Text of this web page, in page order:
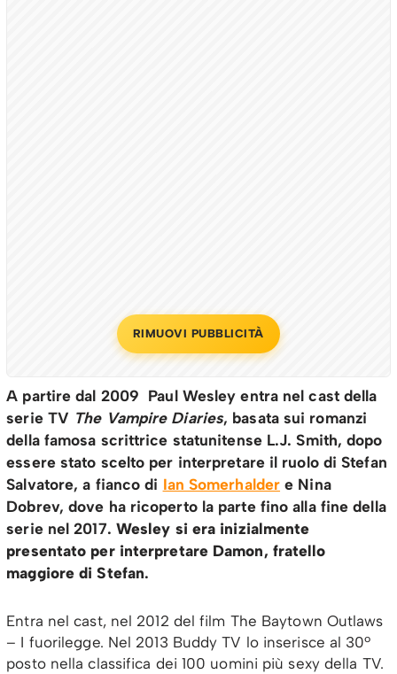
RIMUOVI PUBBLICITÀ
A partire dal 2009 Paul Wesley entra nel cast della
serie TV The Vampire Diaries, basata sui romanzi
della famosa scrittrice statunitense L.J. Smith, dopo
essere stato scelto per interpretare il ruolo di Stefan
Salvatore, a fianco di Ian Somerhalder e Nina
Dobrev, dove ha ricoperto la parte fino alla fine della
serie nel 2017. Wesley si era inizialmente
presentato per interpretare Damon, fratello
maggiore di Stefan.
Entra nel cast, nel 2012 del film The Baytown Outlaws
– I fuorilegge. Nel 2013 Buddy TV lo inserisce al 30º
posto nella classifica dei 100 uomini più sexy della TV.